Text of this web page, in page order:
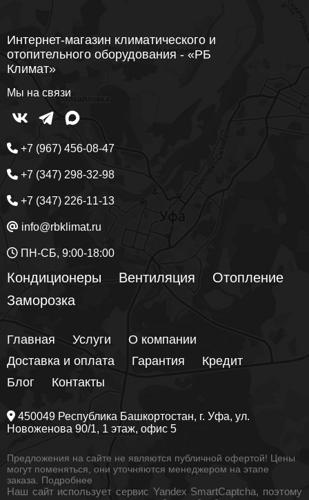
Интернет-магазин климатического и
отопительного оборудования - «РБ
Климат»
Мы на связи
+7 (967) 456-08-47
+7 (347) 298-32-98
+7 (347) 226-11-13
info@rbklimat.ru
ПН-СБ, 9:00-18:00
Кондиционеры Вентиляция
Отопление
Заморозка
Главная Услуги
О компании
Доставка и оплата
Гарантия
Кредит
Блог
Контакты
450049 Республика Башкортостан, г. Уфа, ул.
Новоженова 90/1, 1 этаж, офис 5
Предложения на сайте не являются публичной офертой! Цены
могут поменяться, они уточняются менеджером на этапе
заказа. Подробнее
Наш сайт использует сервис Yandex SmartCaptcha, поэтому